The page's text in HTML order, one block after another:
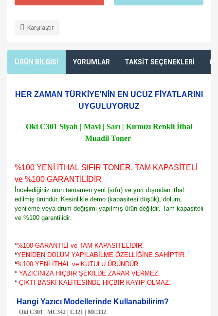
Karşılaştır
ÜRÜN BİLGİSİ YORUMLAR TAKSİT SEÇENEKLERİ
HER ZAMAN TÜRKİYE'NİN EN UCUZ FİYATLARINI
UYGULUYORUZ
Oki C301 Siyah | Mavi | Sarı | Kırmızı Renkli İthal
Muadil Toner
%100 YENİ İTHAL SIFIR TONER, TAM KAPASİTELİ
ve %100 GARANTİLİDİR
İncelediğiniz ürün tamamen yeni (sıfır) ve yurt dışından ithal
edilmiş üründür. Kesinlikle demo (kapasitesi düşük), dolum,
yenileme veya drum değişimi yapılmış ürün değildir. Tam kapasiteli
ve %100 garantilidir.
*%100 GARANTİLİ ve TAM KAPASİTELİDİR.
*YENİDEN DOLUM YAPILABİLME ÖZELLİĞİNE SAHİPTİR.
*%100 YENİ İTHAL ve KUTULU ÜRÜNDÜR.
* YAZICINIZA HİÇBİR ŞEKİLDE ZARAR VERMEZ.
* ÇIKTI BASKI KALİTESİNDE HİÇBİR KAYIP OLMAZ.
Hangi Yazıcı Modellerinde Kullanabilirim?
Oki C301 | MC342 | C321 | MC332